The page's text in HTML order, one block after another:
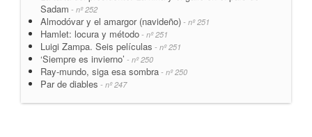
Sadam - nº 252
Almodóvar y el amargor (navideño) - nº 251
Hamlet: locura y método - nº 251
Luigi Zampa. Seis películas - nº 251
‘Siempre es invierno’ - nº 250
Ray-mundo, siga esa sombra - nº 250
Par de diables - nº 247